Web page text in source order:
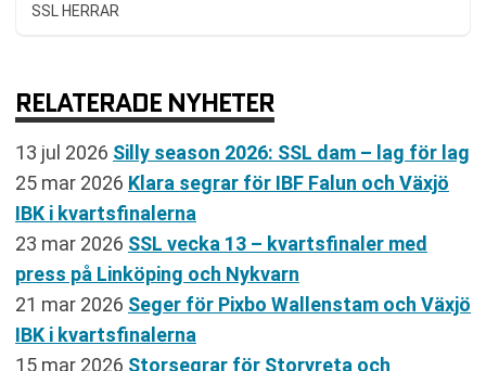
SSL HERRAR
RELATERADE NYHETER
13 jul 2026 Silly season 2026: SSL dam – lag för lag
25 mar 2026 Klara segrar för IBF Falun och Växjö
IBK i kvartsfinalerna
23 mar 2026 SSL vecka 13 – kvartsfinaler med
press på Linköping och Nykvarn
21 mar 2026 Seger för Pixbo Wallenstam och Växjö
IBK i kvartsfinalerna
15 mar 2026 Storsegrar för Storvreta och